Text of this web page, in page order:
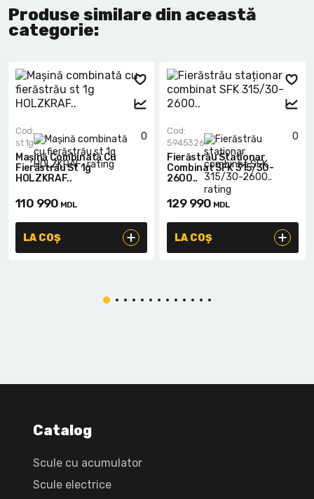
Produse similare din această
categorie:
0
Cod:
st 1g
Mașină Combinată Cu
Fierăstrău St 1g
HOLZKRAF..
110 990 MDL
LA COȘ
0
Cod:
5945326
Fierăstrău Staționar
Combinat SFK 315/30-
2600..
129 990 MDL
LA COȘ
Catalog
Scule cu acumulator
Scule electrice